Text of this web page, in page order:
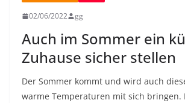
02/06/2022 gg
Auch im Sommer ein
Zuhause sicher stellen
Der Sommer kommt und wird auch
warme Temperaturen mit sich bringen.